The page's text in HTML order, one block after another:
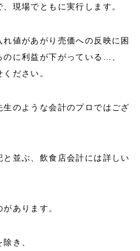
現場でともに実行します。
値があがり売価への反映に困
に利益が下がっている…、
ださい。
のような会計のプロではござ
並ぶ、飲食店会計には詳しい
あります。
き、